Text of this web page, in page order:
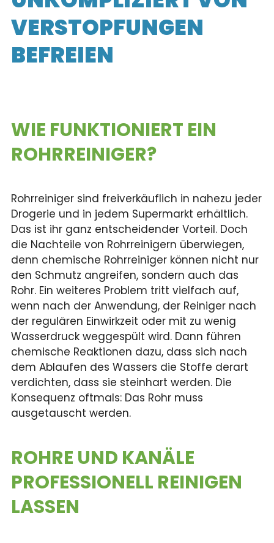
VERSTOPFUNGEN
BEFREIEN
WIE FUNKTIONIERT EIN
ROHRREINIGER?
Rohrreiniger sind freiverkäuflich in nahezu jeder
Drogerie und in jedem Supermarkt erhältlich.
Das ist ihr ganz entscheidender Vorteil. Doch
die Nachteile von Rohrreinigern überwiegen,
denn chemische Rohrreiniger können nicht nur
den Schmutz angreifen, sondern auch das
Rohr. Ein weiteres Problem tritt vielfach auf,
wenn nach der Anwendung, der Reiniger nach
der regulären Einwirkzeit oder mit zu wenig
Wasserdruck weggespült wird. Dann führen
chemische Reaktionen dazu, dass sich nach
dem Ablaufen des Wassers die Stoffe derart
verdichten, dass sie steinhart werden. Die
Konsequenz oftmals: Das Rohr muss
ausgetauscht werden.
ROHRE UND KANÄLE
PROFESSIONELL REINIGEN
LASSEN